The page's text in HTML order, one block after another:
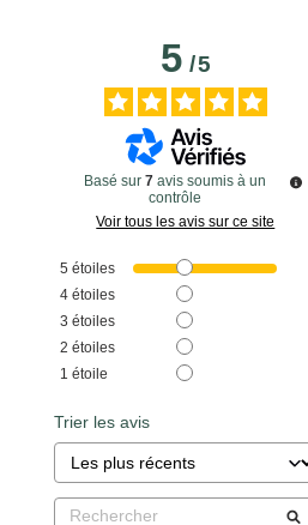
5/5
Basé sur 7 avis soumis à un
contrôle
Voir tous les avis sur ce site
5 étoiles
4 étoiles
3 étoiles
2 étoiles
1 étoile
Trier les avis